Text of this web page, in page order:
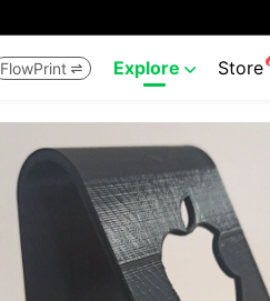
FlowPrint  Explore  Store